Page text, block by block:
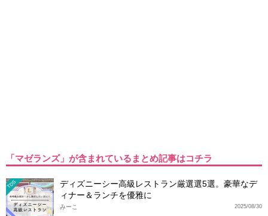
「マゼランズ」が含まれているまとめ記事はコチラ
TDS
ディズニーシー高級レストラン厳選選5選。豪華なデ
ィナー＆ランチを優雅に
2025/08/30
みーこ